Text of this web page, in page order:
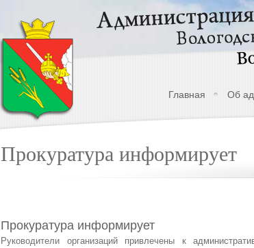
Главная Об
Прокуратура информирует
Прокуратура информирует
Руководители организаций привлечены к